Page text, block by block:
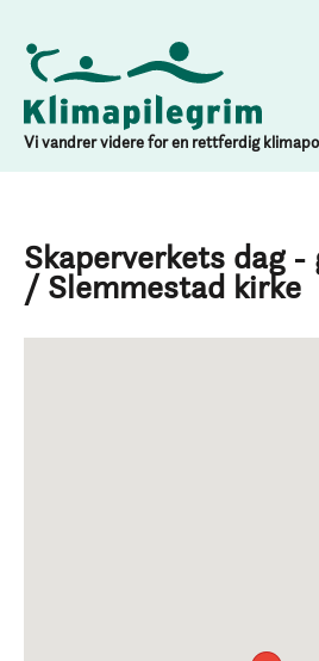
Vi vandrer videre for en rettferdig
Skaperverkets dag
/ Slemmestad kirke